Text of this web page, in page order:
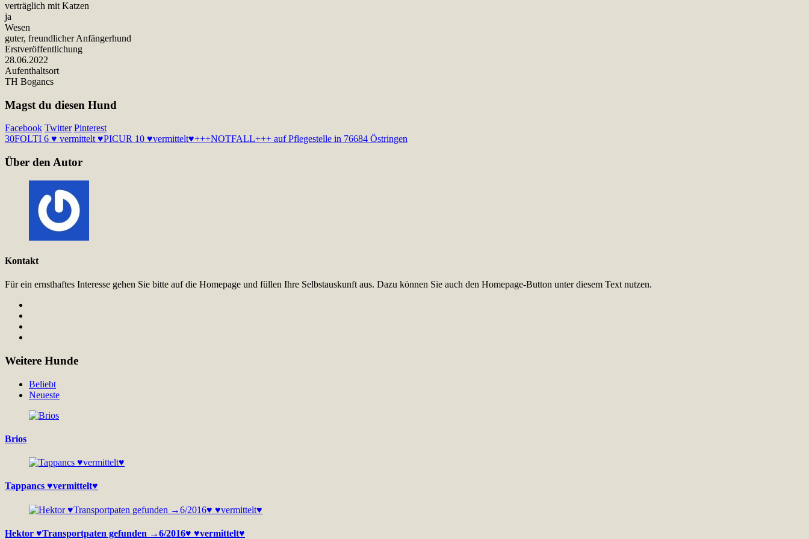
verträglich mit Katzen
ja
Wesen
guter, freundlicher Anfängerhund
Erstveröffentlichung
28.06.2022
Aufenthaltsort
TH Bogancs
Magst du diesen Hund
Facebook Twitter Pinterest
30FOLTI 6 ♥ vermittelt ♥PICUR 10 ♥vermittelt♥+++NOTFALL+++ auf Pflegestelle in 76684 Östringen
Über den Autor
Kontakt
Für ein ernsthaftes Interesse gehen Sie bitte auf die Homepage und füllen Ihre Selbstauskunft aus. Dazu können Sie auch den Homepage-Button unter diesem Text nutzen.
Weitere Hunde
Beliebt
Neueste
Brios
Tappancs ♥vermittelt♥
Hektor ♥Transportpaten gefunden →6/2016♥ ♥vermittelt♥